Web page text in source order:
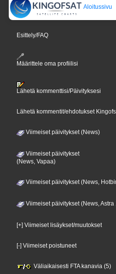
Aloitussivu
Esittely/FAQ
Määrittele oma profiilisi
Lähetä kommenttisi/Päivityksesi
Lähetä kommentit/ehdotukset
Viimeiset päivitykset (News)
Viimeiset päivitykset
(News, Vapaa)
Viimeiset päivitykset (News,
Viimeiset päivitykset (News, Astra
[+] Viimeiset lisäykset/muutokset
[-] Viimeiset poistuneet
Väliaikaisesti FTA kanavia (5)